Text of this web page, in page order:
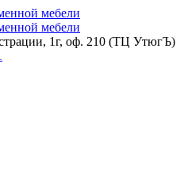
1г, оф. 210 (ТЦ УтюгЪ)